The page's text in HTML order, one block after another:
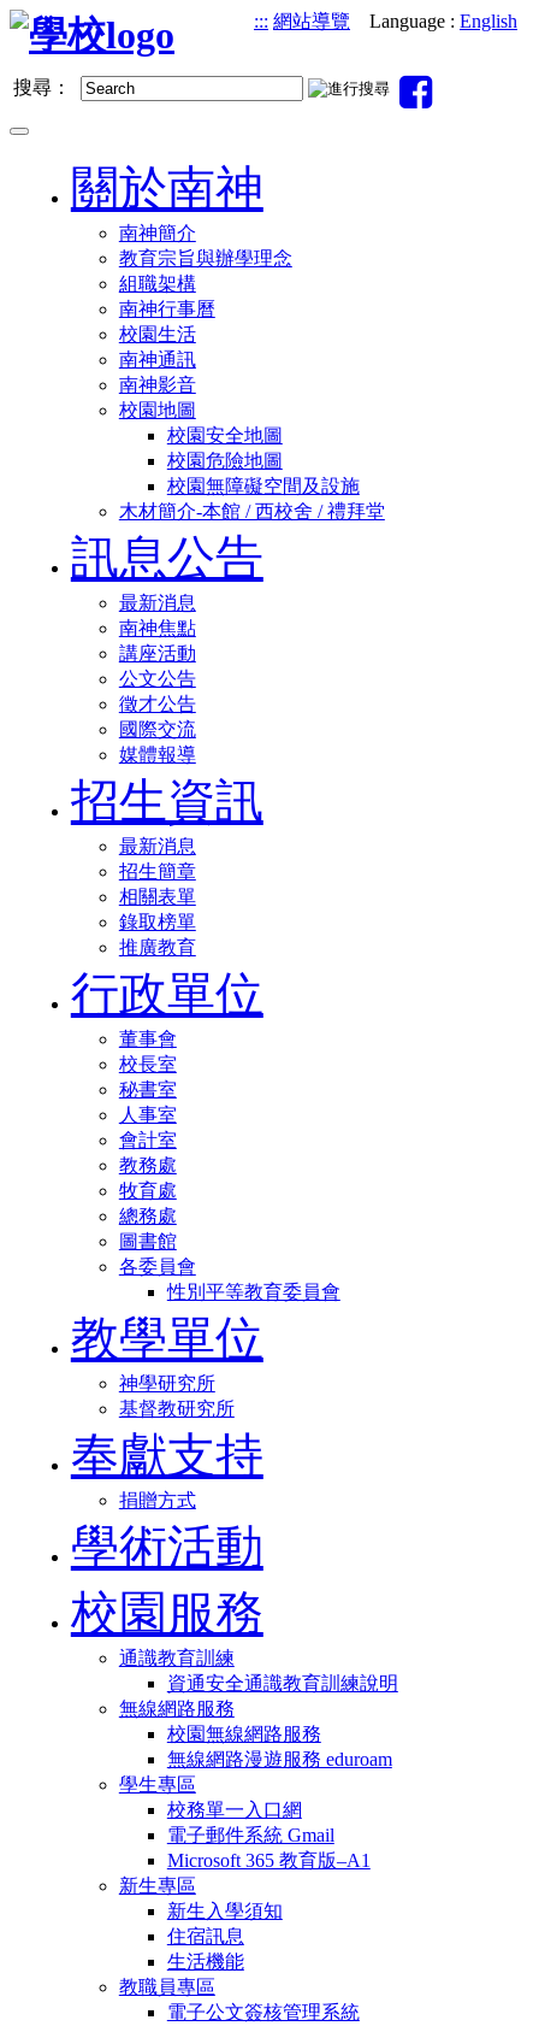
跳
要
::: 網站導覽 Language : English
搜尋：
Toggle
關於南神
南神簡介
教育宗旨與辦學理念
組職架構
南神行事曆
校園生活
南神通訊
南神影音
校園地圖
校園安全地圖
校園危險地圖
校園無障礙空間及設施
木材簡介-本館 / 西校舍 / 禮拜堂
訊息公告
最新消息
南神焦點
講座活動
公文公告
徵才公告
國際交流
媒體報導
招生資訊
最新消息
招生簡章
相關表單
錄取榜單
推廣教育
行政單位
董事會
校長室
秘書室
人事室
會計室
教務處
牧育處
總務處
圖書館
各委員會
性別平等教育委員會
教學單位
神學研究所
基督教研究所
奉獻支持
捐贈方式
學術活動
校園服務
通識教育訓練
資通安全通識教育訓練說明
無線網路服務
校園無線網路服務
無線網路漫遊服務 eduroam
學生專區
校務單一入口網
電子郵件系統 Gmail
Microsoft 365 教育版–A1
新生專區
新生入學須知
住宿訊息
生活機能
教職員專區
電子公文簽核管理系統